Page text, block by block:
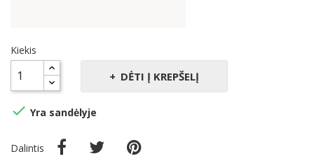
Kiekis
DĖTI Į KREPŠELĮ
 Yra sandėlyje
Dalintis